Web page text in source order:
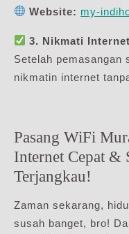
Website: my-
3. Nikmati
Setelah pemasangan
nikmatin internet
Pasang WiFi
Internet Cepat &
Terjangkau!
Zaman sekarang,
susah banget, bro!